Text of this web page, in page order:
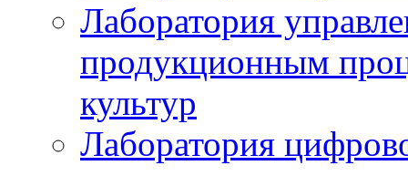
Лаборатория
продукционным
культур
Лаборатория